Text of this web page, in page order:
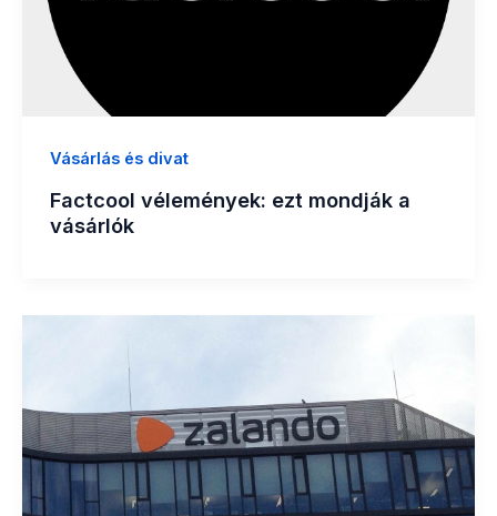
Vásárlás és divat
Factcool vélemények: ezt mondják a
vásárlók